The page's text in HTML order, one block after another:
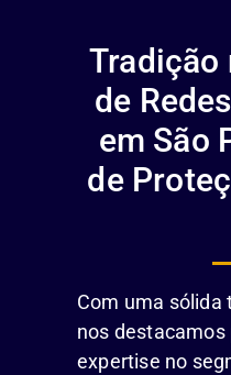
Tradição
de
em São
de
Com uma sólida
nos destacamos
expertise no